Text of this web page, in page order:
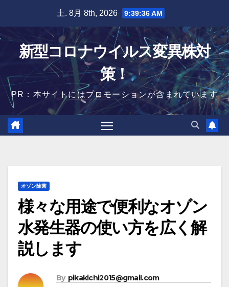
content
土. 8月 8th, 2026 9:39:37 AM
新型コロナウイルス変異株対
策！
PR：本サイトにはプロモーションが含まれています
オゾン除菌
様々な用途で便利なオゾン
水発生器の使い方を広く解
説します
By pikakichi2015@gmail.com